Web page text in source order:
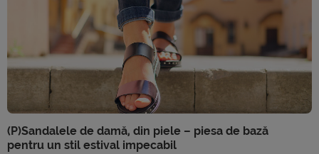
(P)Sandalele de damă, din piele – piesa de bază
pentru un stil estival impecabil